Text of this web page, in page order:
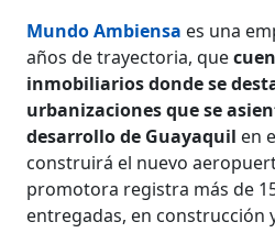
Mundo Ambiensa es una
años de trayectoria, que
inmobiliarios donde se
urbanizaciones que se
desarrollo de Guayaquil en
construirá el nuevo
promotora registra más de
entregadas, en construcción